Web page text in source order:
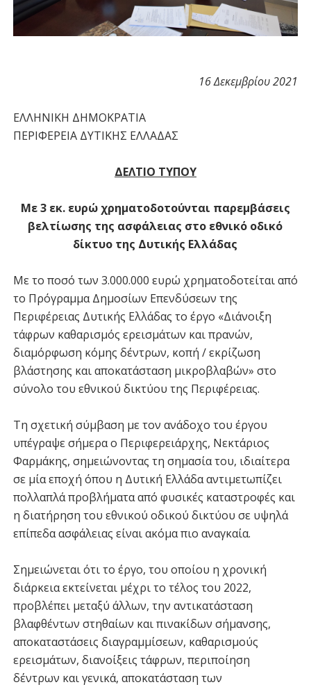
16 Δεκεμβρίου 2021
ΕΛΛΗΝΙΚΗ ΔΗΜΟΚΡΑΤΙΑ
ΠΕΡΙΦΕΡΕΙΑ ΔΥΤΙΚΗΣ ΕΛΛΑΔΑΣ
ΔΕΛΤΙΟ ΤΥΠΟΥ
Με 3 εκ. ευρώ χρηματοδοτούνται παρεμβάσεις
βελτίωσης της ασφάλειας στο εθνικό οδικό
δίκτυο της Δυτικής Ελλάδας
Με το ποσό των 3.000.000 ευρώ χρηματοδοτείται από
το Πρόγραμμα Δημοσίων Επενδύσεων της
Περιφέρειας Δυτικής Ελλάδας το έργο «Διάνοιξη
τάφρων καθαρισμός ερεισμάτων και πρανών,
διαμόρφωση κόμης δέντρων, κοπή / εκρίζωση
βλάστησης και αποκατάσταση μικροβλαβών» στο
σύνολο του εθνικού δικτύου της Περιφέρειας.
Τη σχετική σύμβαση με τον ανάδοχο του έργου
υπέγραψε σήμερα ο Περιφερειάρχης, Νεκτάριος
Φαρμάκης, σημειώνοντας τη σημασία του, ιδιαίτερα
σε μία εποχή όπου η Δυτική Ελλάδα αντιμετωπίζει
πολλαπλά προβλήματα από φυσικές καταστροφές και
η διατήρηση του εθνικού οδικού δικτύου σε υψηλά
επίπεδα ασφάλειας είναι ακόμα πιο αναγκαία.
Σημειώνεται ότι το έργο, του οποίου η χρονική
διάρκεια εκτείνεται μέχρι το τέλος του 2022,
προβλέπει μεταξύ άλλων, την αντικατάσταση
βλαφθέντων στηθαίων και πινακίδων σήμανσης,
αποκαταστάσεις διαγραμμίσεων, καθαρισμούς
ερεισμάτων, διανοίξεις τάφρων, περιποίηση
δέντρων και γενικά, αποκατάσταση των